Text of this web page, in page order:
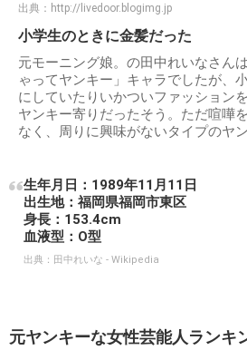
出典： http://livedoor.blogimg.jp
小学生のときに金髪だった
元モーニング娘。の田中れいなさん
ゃってヤンキー」キャラでしたが、
にしていたりいかついファッション
ヤンキー寄りだったそう。ただ喧嘩
なく、周りに興味がないタイプのヤ
生年月日：1989年11月11日
出生地：福岡県福岡市東区
身長：153.4cm
血液型：O型
出典： 田中れいな - Wikipedia
元ヤンキーな女性芸能人ラン